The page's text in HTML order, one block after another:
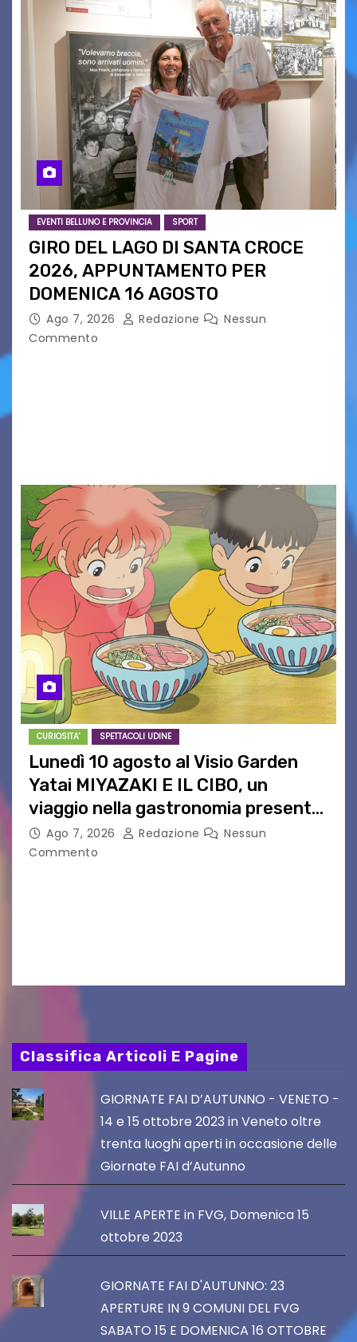
EVENTI BELLUNO E PROVINCIA SPORT
GIRO DEL LAGO DI SANTA CROCE
2026, APPUNTAMENTO PER
DOMENICA 16 AGOSTO
Ago 7, 2026 Redazione
Nessun
Commento
CURIOSITA' SPETTACOLI UDINE
Lunedì 10 agosto al Visio Garden
Yatai MIYAZAKI E IL CIBO, un
viaggio nella gastronomia presente
nei film di Hayao Miyazaki!
Ago 7, 2026 Redazione
Nessun
Commento
Classifica Articoli E Pagine
GIORNATE FAI D’AUTUNNO - VENETO -
14 e 15 ottobre 2023 in Veneto oltre
trenta luoghi aperti in occasione delle
Giornate FAI d’Autunno
VILLE APERTE in FVG, Domenica 15
ottobre 2023
GIORNATE FAI D'AUTUNNO: 23
APERTURE IN 9 COMUNI DEL FVG
SABATO 15 E DOMENICA 16 OTTOBRE